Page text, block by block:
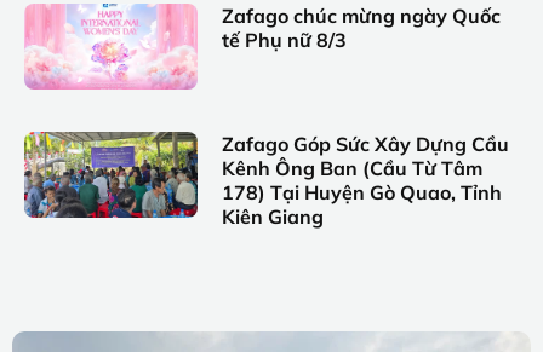
Zafago chúc mừng ngày Quốc
tế Phụ nữ 8/3
Zafago Góp Sức Xây Dựng Cầu
Kênh Ông Ban (Cầu Từ Tâm
178) Tại Huyện Gò Quao, Tỉnh
Kiên Giang